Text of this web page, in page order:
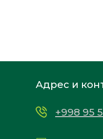
Адрес и
+998 95